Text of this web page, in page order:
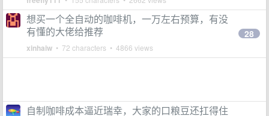
想买一个全自动的咖啡机，一万左右预算，有没
有懂的大佬给推荐
xinhaiw • 72 characters • 4866 views
28
自制咖啡成本逼近瑞幸，大家的口粮豆还扛得住